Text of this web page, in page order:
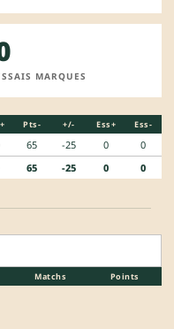
MARQUES
Pts- +/- Ess+ Ess-
65 -25 0
0
65 -25 0 0
Matchs Points